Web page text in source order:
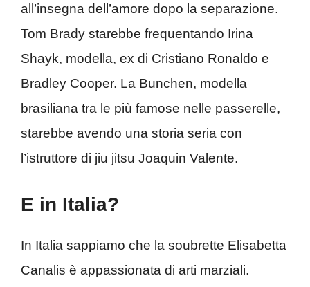
all’insegna dell’amore dopo la separazione.
Tom Brady starebbe frequentando Irina
Shayk, modella, ex di Cristiano Ronaldo e
Bradley Cooper. La Bunchen, modella
brasiliana tra le più famose nelle passerelle,
starebbe avendo una storia seria con
l’istruttore di jiu jitsu Joaquin Valente.
E in Italia?
In Italia sappiamo che la soubrette Elisabetta
Canalis è appassionata di arti marziali.